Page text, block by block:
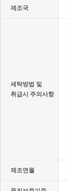
제조국
세탁방법 및
취급시 주의사항
제조연월